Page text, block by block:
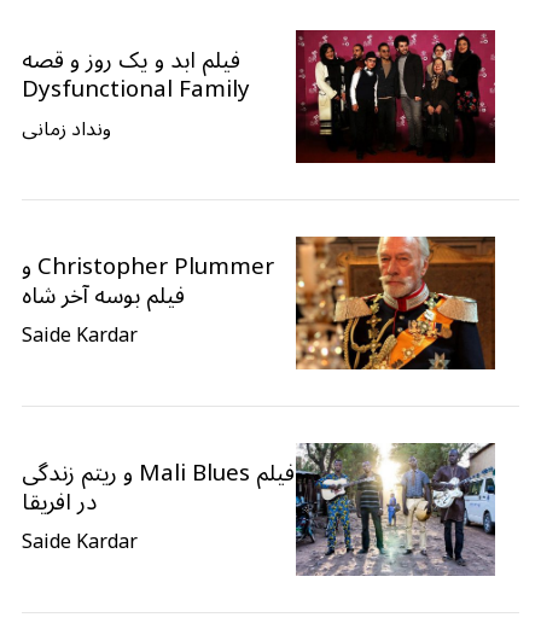
فیلم ابد و یک روز و قصه
Dysfunctional Family
ونداد زمانی
Christopher Plummer و
فیلم بوسه آخر شاه
Saide Kardar
فیلم Mali Blues و ریتم زندگی
در افریقا
Saide Kardar